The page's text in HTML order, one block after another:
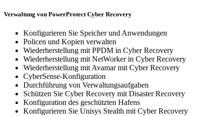
Verwaltung von PowerProtect Cyber Recovery
Konfigurieren Sie Speicher und Anwendungen
Policen und Kopien verwalten
Wiederherstellung mit PPDM in Cyber Recovery
Wiederherstellung mit NetWorker in Cyber Recovery
Wiederherstellung mit Avamar mit Cyber Recovery
CyberSense-Konfiguration
Durchführung von Verwaltungsaufgaben
Schützen Sie Cyber Recovery mit Disaster Recovery
Konfiguration des geschützten Hafens
Konfigurieren Sie Unisys Stealth mit Cyber Recovery